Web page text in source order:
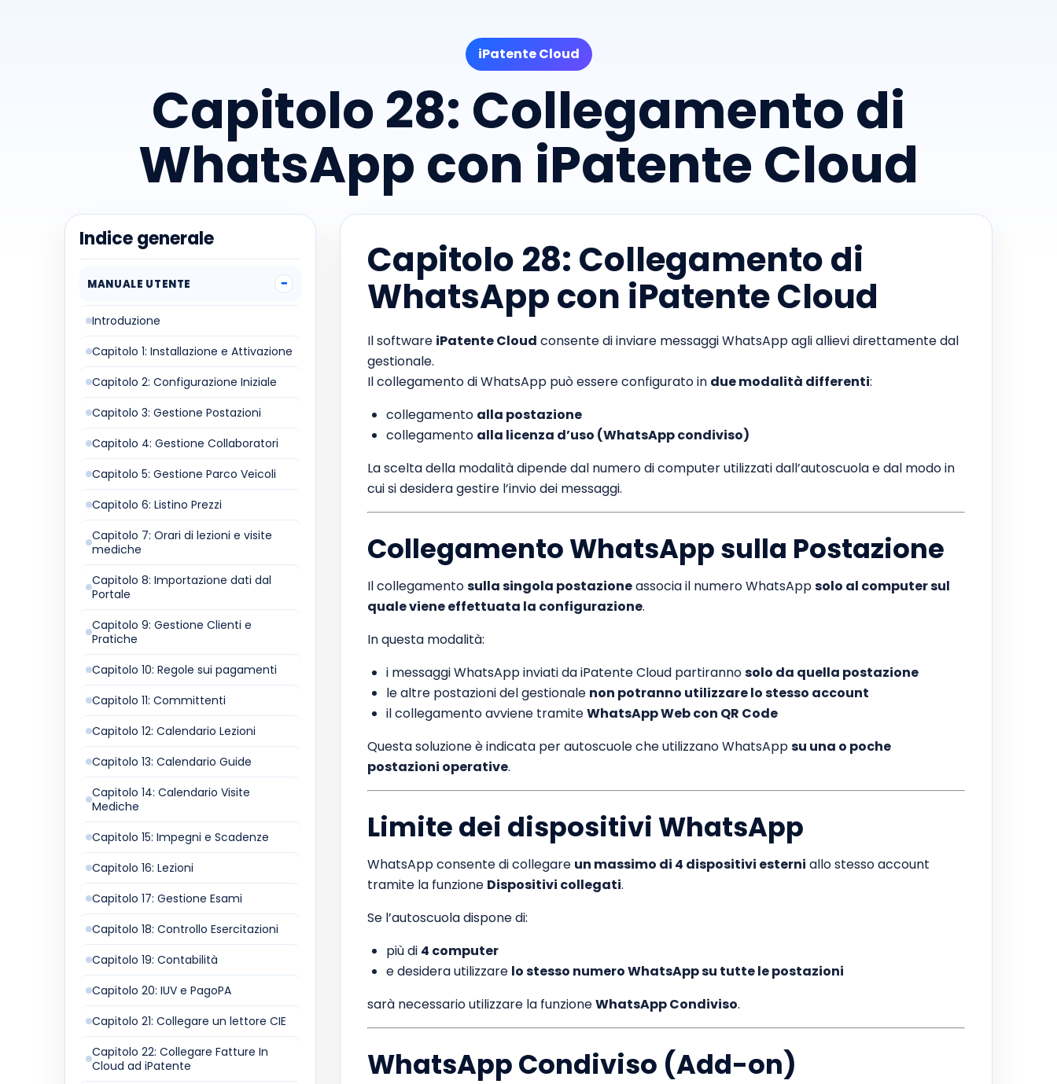
iPatente Cloud
Capitolo 28: Collegamento di
WhatsApp con iPatente Cloud
Indice generale
MANUALE UTENTE
Introduzione
Capitolo 1: Installazione e Attivazione
Capitolo 2: Configurazione Iniziale
Capitolo 3: Gestione Postazioni
Capitolo 4: Gestione Collaboratori
Capitolo 5: Gestione Parco Veicoli
Capitolo 6: Listino Prezzi
Capitolo 7: Orari di lezioni e visite
mediche
Capitolo 8: Importazione dati dal
Portale
Capitolo 9: Gestione Clienti e
Pratiche
Capitolo 10: Regole sui pagamenti
Capitolo 11: Committenti
Capitolo 12: Calendario Lezioni
Capitolo 13: Calendario Guide
Capitolo 14: Calendario Visite
Mediche
Capitolo 15: Impegni e Scadenze
Capitolo 16: Lezioni
Capitolo 17: Gestione Esami
Capitolo 18: Controllo Esercitazioni
Capitolo 19: Contabilità
Capitolo 20: IUV e PagoPA
Capitolo 21: Collegare un lettore CIE
Capitolo 22: Collegare Fatture In
Cloud ad iPatente
Capitolo 28: Collegamento di
WhatsApp con iPatente Cloud
Il software iPatente Cloud consente di inviare messaggi WhatsApp agli allievi direttamente dal
gestionale.
Il collegamento di WhatsApp può essere configurato in due modalità differenti:
collegamento alla postazione
collegamento alla licenza d’uso (WhatsApp condiviso)
La scelta della modalità dipende dal numero di computer utilizzati dall’autoscuola e dal modo in
cui si desidera gestire l’invio dei messaggi.
Collegamento WhatsApp sulla Postazione
Il collegamentosulla singola postazioneassocia il numero WhatsAppsolo al computer sul
quale viene effettuata la configurazione.
In questa modalità:
i messaggi WhatsApp inviati da iPatente Cloud partirannosolo da quella postazione
le altre postazioni del gestionale non potranno utilizzare lo stesso account
il collegamento avviene tramiteWhatsApp Web con QR Code
Questa soluzione è indicata per autoscuole che utilizzano WhatsAppsu una o poche
postazioni operative.
Limite dei dispositivi WhatsApp
WhatsApp consente di collegare un massimo di 4 dispositivi esterni allo stesso account
tramite la funzione Dispositivi collegati.
Se l’autoscuola dispone di:
più di 4 computer
e desidera utilizzare lo stesso numero WhatsApp su tutte le postazioni
sarà necessario utilizzare la funzioneWhatsApp Condiviso.
WhatsApp Condiviso (Add-on)